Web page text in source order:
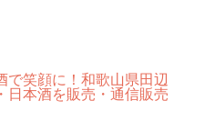
で笑顔に！和歌山県田辺
日本酒を販売・通信販売